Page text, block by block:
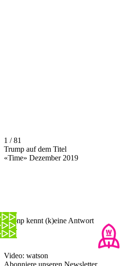
1 / 81
Trump auf dem Titel
«Time» Dezember 2019
Trump kennt (k)eine Antwort
Video: watson
Abonniere unseren Newsletter